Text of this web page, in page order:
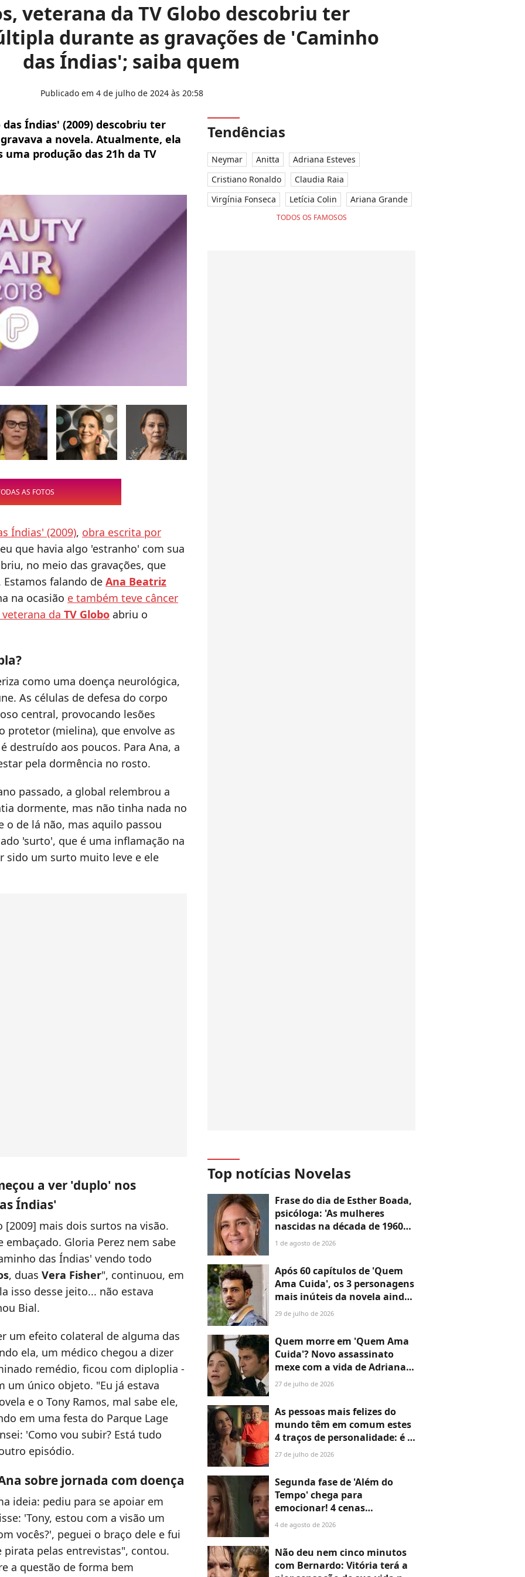
veterana da TV Globo descobriu ter
durante as gravações de 'Caminho
das Índias'; saiba quem
Publicado em 4 de julho de 2024 às 20:58
Índias' (2009) descobriu ter
a novela. Atualmente, ela
produção das 21h da TV
AS FOTOS
Índias' (2009), obra escrita por
que havia algo 'estranho' com sua
no meio das gravações, que
falando de Ana Beatriz
na ocasião e também teve câncer
veterana da TV Globo abriu o
como uma doença neurológica,
As células de defesa do corpo
central, provocando lesões
protetor (mielina), que envolve as
destruído aos poucos. Para Ana, a
pela dormência no rosto.
passado, a global relembrou a
dormente, mas não tinha nada no
o de lá não, mas aquilo passou
'surto', que é uma inflamação na
sido um surto muito leve e ele
a ver 'duplo' nos
Índias'
mais dois surtos na visão.
Gloria Perez nem sabe
das Índias' vendo todo
, duas Vera Fisher", continuou, em
isso desse jeito... não estava
Bial.
um efeito colateral de alguma das
ela, um médico chegou a dizer
remédio, ficou com diploplia -
um único objeto. "Eu já estava
e o Tony Ramos, mal sabe ele,
em uma festa do Parque Lage
'Como vou subir? Está tudo
episódio.
sobre jornada com doença
ideia: pediu para se apoiar em
'Tony, estou com a visão um
vocês?', peguei o braço dele e fui
pelas entrevistas", contou.
a questão de forma bem
Tendências
Neymar Anitta
Adriana Esteves
Cristiano Ronaldo
Claudia Raia
Virgínia Fonseca
Letícia Colin Ariana Grande
TODOS OS FAMOSOS
Top notícias Novelas
Frase do dia de Esther Boada,
psicóloga: 'As mulheres
nascidas na década de 1960
cresceram com a ideia de que
tudo, porque era isso que a
sociedade exigia'
1 de agosto de 2026
Após 60 capítulos de 'Quem
Ama Cuida', os 3 personagens
mais inúteis da novela ainda
não disseram a que vieram —
desperdício
29 de julho de 2026
Quem morre em 'Quem Ama
Cuida'? Novo assassinato
mexe com a vida de Adriana e
deixa Pedro de queixo caído
27 de julho de 2026
As pessoas mais felizes do
mundo têm em comum estes
4 traços de personalidade: é o
que revela Estudo de Oxford
76 países
27 de julho de 2026
Segunda fase de 'Além do
Tempo' chega para
emocionar! 4 cenas
marcantes do primeiro
não perde o fôlego
4 de agosto de 2026
Não deu nem cinco minutos
com Bernardo: Vitória terá a